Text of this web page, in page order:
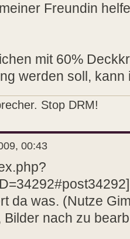
Freundin
mit 60%
werden soll,
Stop DRM!
00:43
da was. (Nutze
Bilder nach zu